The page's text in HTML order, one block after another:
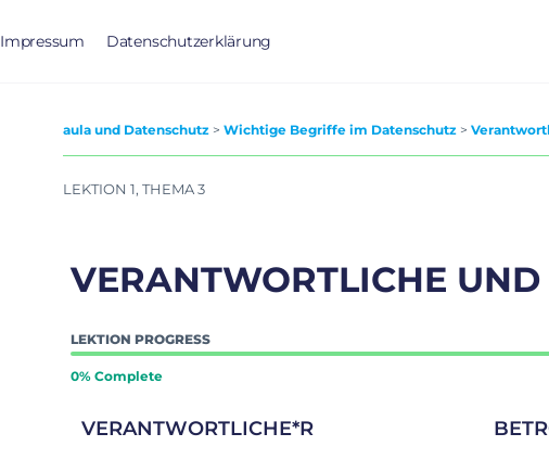
Impressum Datenschutzerklärung
aula und Datenschutz Wichtige Begriffe im Datenschutz
LEKTION 1, THEMA 3
VERANTWORTLICHE UND
LEKTION PROGRESS
0% Complete
VERANTWORTLICHE*R